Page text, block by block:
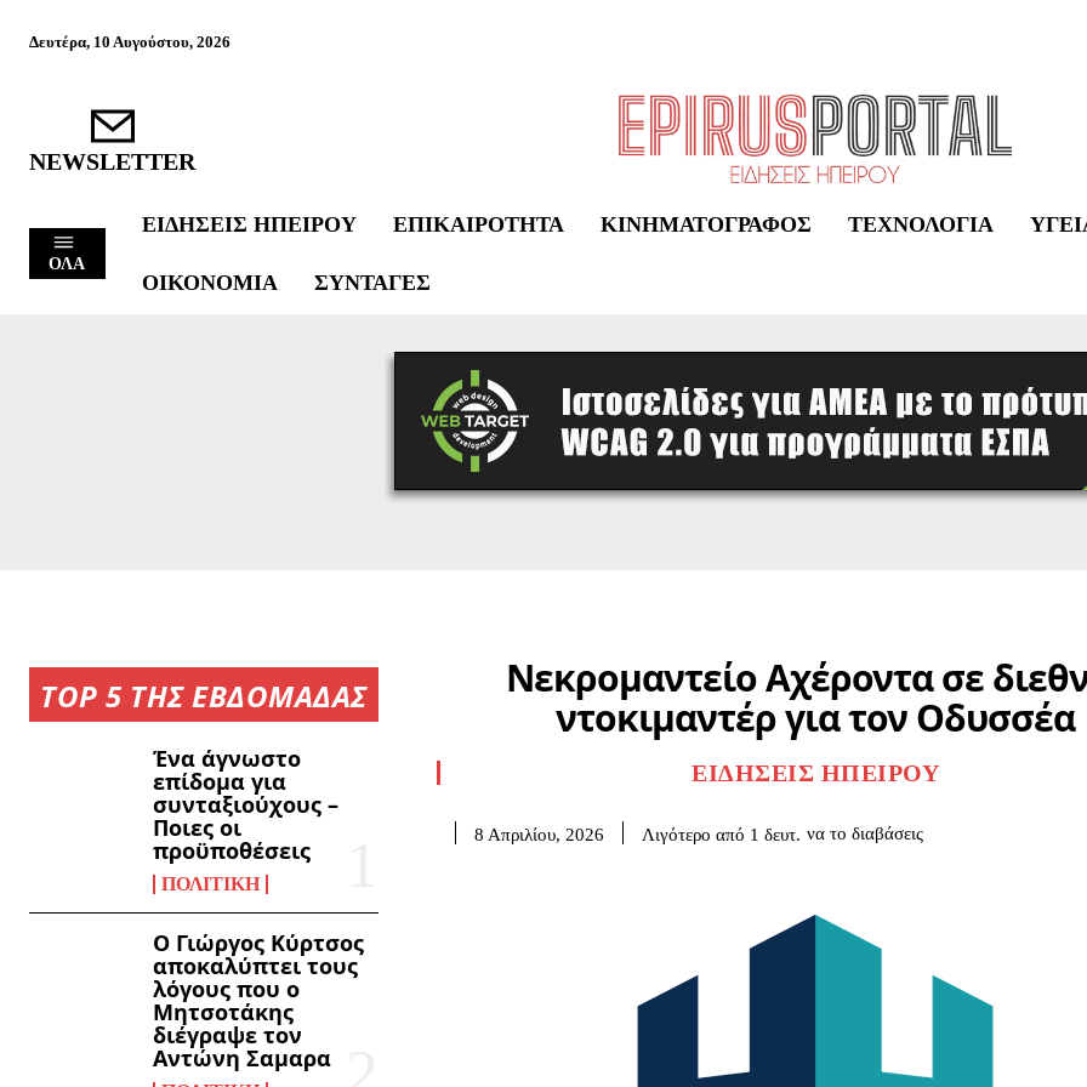
Δευτέρα, 10 Αυγούστου, 2026
NEWSLETTER
ΟΛΑ
ΕΙΔΉΣΕΙΣ ΗΠΕΊΡΟΥ ΕΠΙΚΑΙΡΌΤΗΤΑ ΚΙΝΗΜΑΤΟΓΡΆΦΟΣ ΤΕΧΝΟΛΟΓΊΑ
ΟΙΚΟΝΟΜΊΑ ΣΥΝΤΑΓΈΣ
TOP 5 ΤΗΣ ΕΒΔΟΜΑΔΑΣ
Ένα άγνωστο
επίδομα για
συνταξιούχους –
Ποιες οι
προϋποθέσεις
ΠΟΛΙΤΙΚΉ
Ο Γιώργος Κύρτσος
αποκαλύπτει τους
λόγους που ο
Μητσοτάκης
διέγραψε τον
Αντώνη Σαμαρα
Νεκρομαντείο Αχέροντα σε
ντοκιμαντέρ για τον Οδυσσέα
ΕΙΔΉΣΕΙΣ ΗΠΕΊΡΟΥ
8 Απριλίου, 2026 Λιγότερο από 1 δευτ. να το διαβάσεις